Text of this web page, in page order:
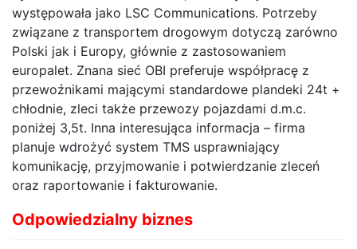
występowała jako LSC Communications. Potrzeby
związane z transportem drogowym dotyczą zarówno
Polski jak i Europy, głównie z zastosowaniem
europalet. Znana sieć OBI preferuje współpracę z
przewoźnikami mającymi standardowe plandeki 24t +
chłodnie, zleci także przewozy pojazdami d.m.c.
poniżej 3,5t. Inna interesująca informacja – firma
planuje wdrożyć system TMS usprawniający
komunikację, przyjmowanie i potwierdzanie zleceń
oraz raportowanie i fakturowanie.
Odpowiedzialny biznes